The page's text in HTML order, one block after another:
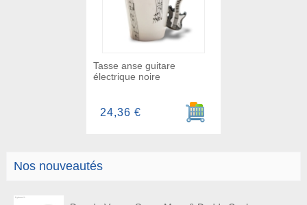
Nos nouveautés
Tasse anse guitare
électrique noire
Ajouter au panier
24,36 €